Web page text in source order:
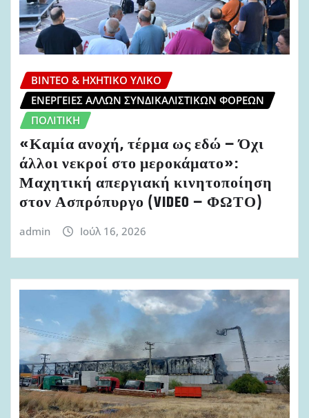
ΒΊΝΤΕΟ & ΗΧΗΤΙΚΌ ΥΛΙΚΌ
ΕΝΈΡΓΕΙΕΣ ΆΛΛΩΝ ΣΥΝΔΙΚΑΛΙΣΤΙΚΏΝ ΦΟΡΈΩΝ
ΠΟΛΙΤΙΚΉ
«Καμία ανοχή, τέρμα ως εδώ – Όχι
άλλοι νεκροί στο μεροκάματο»:
Μαχητική απεργιακή κινητοποίηση
στον Ασπρόπυργο (VIDEO – ΦΩΤΟ)
admin Ιούλ 16, 2026